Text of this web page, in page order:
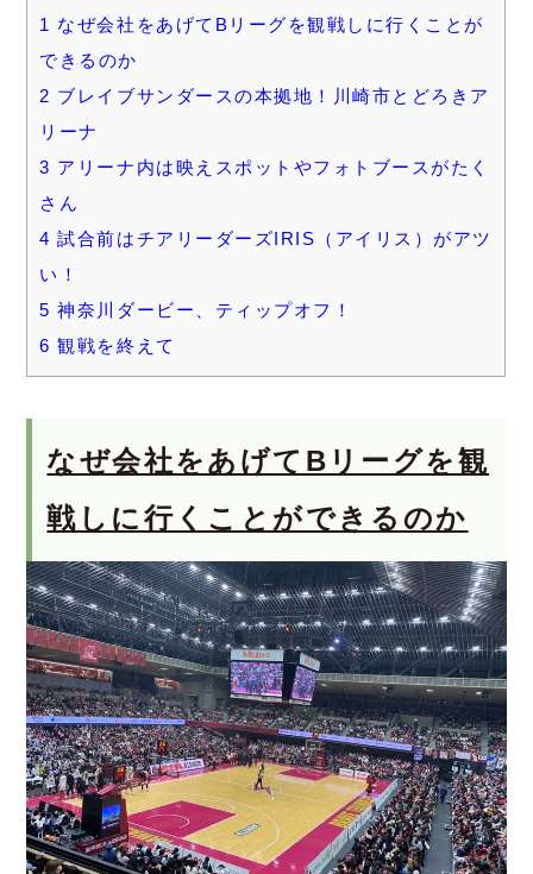
1 なぜ会社をあげてBリーグを観戦しに行くことが
できるのか
2 ブレイブサンダースの本拠地！川崎市とどろきア
リーナ
3 アリーナ内は映えスポットやフォトブースがたく
さん
4 試合前はチアリーダーズIRIS（アイリス）がアツ
い！
5 神奈川ダービー、ティップオフ！
6 観戦を終えて
なぜ会社をあげてBリーグを観
戦しに行くことができるのか